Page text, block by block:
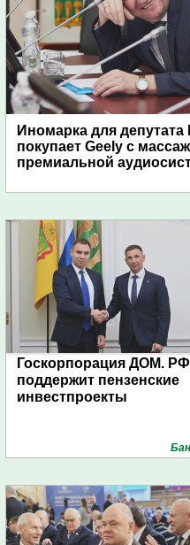
Иномарка для
покупает Geely с
премиальной
Госкорпорация ДОМ. РФ
поддержит пензенские
инвестпроекты